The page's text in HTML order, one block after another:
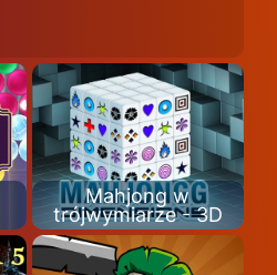
Mahjong w
trójwymiarze - 3D